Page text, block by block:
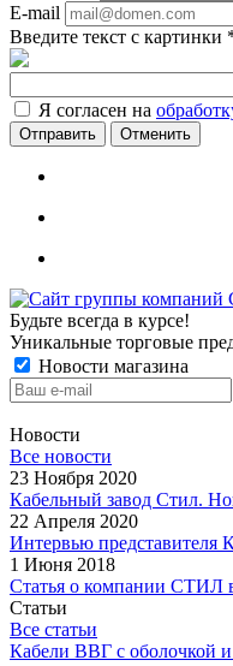
E-mail
Введите текст с картинки
Я согласен на
Отменить
Будьте всегда в курсе!
Уникальные торговые
Новости магазина
Новости
Все новости
23 Ноября 2020
Кабельный завод Стил.
22 Апреля 2020
Интервью представителя
1 Июня 2018
Статья о компании СТИЛ
Статьи
Все статьи
Кабели ВВГ с оболочкой и